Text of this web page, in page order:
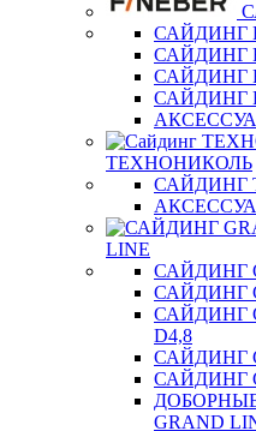
САЙДИНГ
САЙДИНГ
САЙДИНГ
САЙДИНГ
ТЕХНОНИКОЛЬ
САЙДИНГ
LINE
САЙДИНГ
САЙДИНГ
САЙДИНГ
D4,8
САЙДИНГ
САЙДИНГ
GRAND